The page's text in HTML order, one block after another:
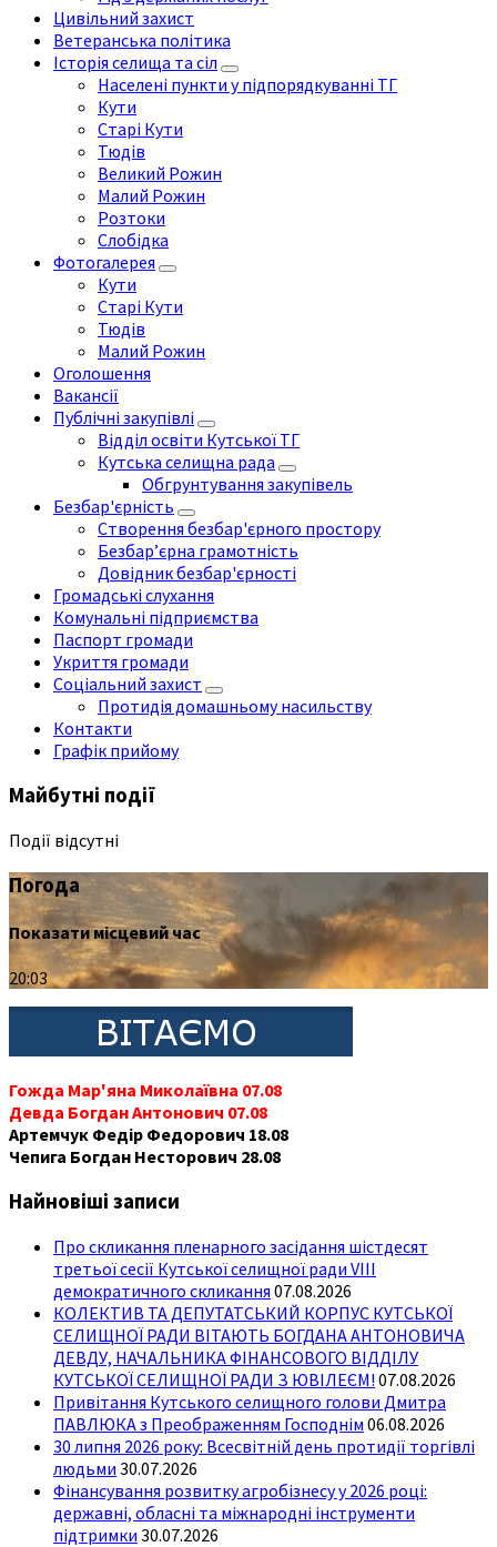
Цивільний захист
Ветеранська політика
Історія селища та сіл
Населені пункти у підпорядкуванні ТГ
Кути
Старі Кути
Тюдів
Великий Рожин
Малий Рожин
Розтоки
Слобідка
Фотогалерея
Кути
Старі Кути
Тюдів
Малий Рожин
Оголошення
Вакансії
Публічні закупівлі
Відділ освіти Кутської ТГ
Кутська селищна рада
Обгрунтування закупівель
Безбар'єрність
Створення безбар'єрного простору
Безбар’єрна грамотність
Довідник безбар'єрності
Громадські слухання
Комунальні підприємства
Паспорт громади
Укриття громади
Соціальний захист
Протидія домашньому насильству
Контакти
Графік прийому
Майбутні події
Події відсутні
Погода
Показати місцевий час
20:03
Гожда Мар'яна Миколаївна 07.08
Девда Богдан Антонович 07.08
Артемчук Федір Федорович 18.08
Чепига Богдан Несторович 28.08
Найновіші записи
Про скликання пленарного засідання шістдесят
третьої сесії Кутської селищної ради VIII
демократичного скликання 07.08.2026
КОЛЕКТИВ ТА ДЕПУТАТСЬКИЙ КОРПУС КУТСЬКОЇ
СЕЛИЩНОЇ РАДИ ВІТАЮТЬ БОГДАНА АНТОНОВИЧА
ДЕВДУ, НАЧАЛЬНИКА ФІНАНСОВОГО ВІДДІЛУ
КУТСЬКОЇ СЕЛИЩНОЇ РАДИ З ЮВІЛЕЄМ! 07.08.2026
Привітання Кутського селищного голови Дмитра
ПАВЛЮКА з Преображенням Господнім 06.08.2026
30 липня 2026 року: Всесвітній день протидії торгівлі
людьми 30.07.2026
Фінансування розвитку агробізнесу у 2026 році:
державні, обласні та міжнародні інструменти
підтримки 30.07.2026